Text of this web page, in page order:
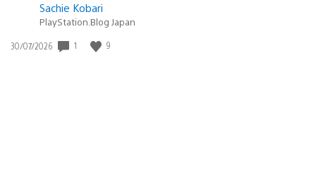
Sachie Kobari
PlayStation.Blog Japan
Date
30/07/2026 1 9